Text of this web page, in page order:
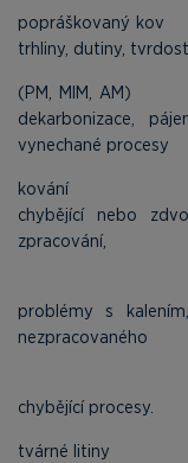
trhliny, dutiny,
(PM,
dekarbonizace,
vynechané procesy
chybějící nebo
zpracování,
problémy s
nezpracovaného
chybějící procesy.
tvárné